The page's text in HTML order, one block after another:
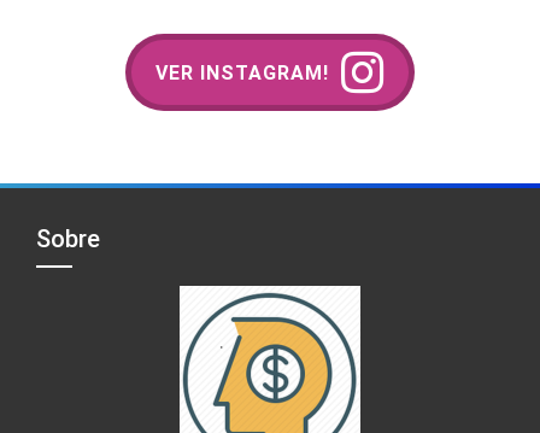
VER INSTAGRAM!
Sobre